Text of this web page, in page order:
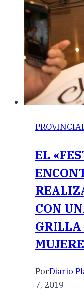
EL
CON
GRILLA
PorDiario
7, 2019